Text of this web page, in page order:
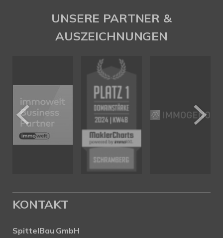
UNSERE PARTNER &
AUSZEICHNUNGEN
KONTAKT
SpittelBau GmbH